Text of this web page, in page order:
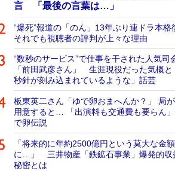
言 「最後の言葉は…」
“爆死”報道の「のん」13年ぶり連ドラ本
それでも視聴者の評判が上々な理由
“数秒のサービス”で仕事を干された人気司
「前田武彦さん」 生涯現役だった気概と
秒針が刻み込まれているような」話芸
板東英二さん「ゆで卵おまへんか？」 局
用意すると… 「出演料も交通費も要らん
で卵伝説
「将来的に年約2500億円という莫大な金額
に…」 三井物産「鉄鉱石事業」爆発的収
秘密とは